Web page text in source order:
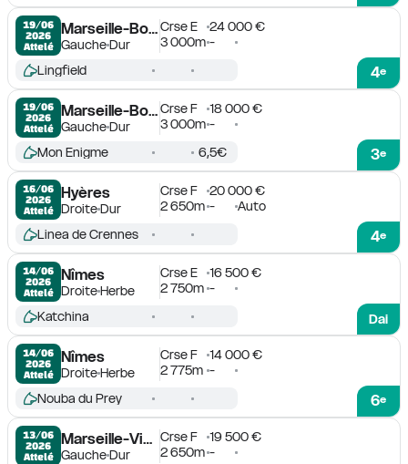
19/06
2026
Attelé
Marseille-Borély
GaucheDur
Crse E
24 000 €
3 000m -
4e
Lingfield
19/06
2026
Attelé
Marseille-Borély
GaucheDur
Crse F
18 000 €
3 000m -
3e
Mon Enigme 6,5€
16/06
2026
Attelé
Hyères
DroiteDur
Crse F
20 000 €
2 650m - Auto
4e
Linea de Crennes
14/06
2026
Attelé
Nîmes
DroiteHerbe
Crse E
16 500 €
2 750m -
Dai
Katchina
14/06
2026
Attelé
Nîmes
DroiteHerbe
Crse F
14 000 €
2 775m -
6e
Nouba du Prey
13/06
2026
Attelé
Marseille-Vivaux
GaucheDur
Crse F
19 500 €
2 650m -